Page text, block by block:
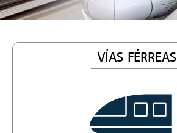
VÍAS FÉRREAS